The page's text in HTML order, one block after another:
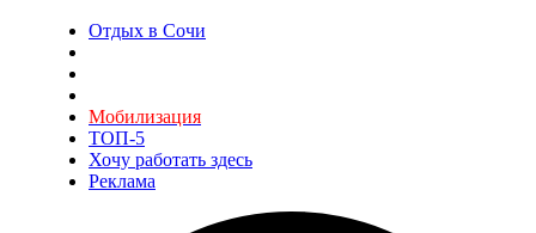
Отдых в Сочи
Мобилизация
ТОП-5
Хочу работать здесь
Реклама